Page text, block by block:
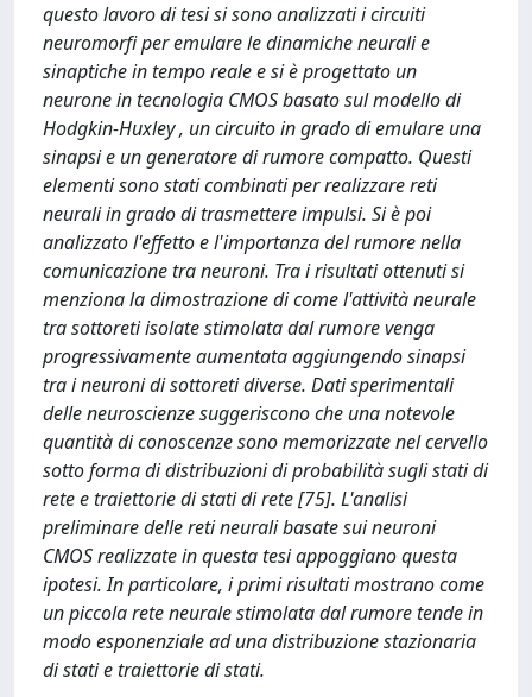
questo lavoro di tesi si sono analizzati i circuiti
neuromorfi per emulare le dinamiche neurali e
sinaptiche in tempo reale e si è progettato un
neurone in tecnologia CMOS basato sul modello di
Hodgkin-Huxley , un circuito in grado di emulare una
sinapsi e un generatore di rumore compatto. Questi
elementi sono stati combinati per realizzare reti
neurali in grado di trasmettere impulsi. Si è poi
analizzato l'effetto e l'importanza del rumore nella
comunicazione tra neuroni. Tra i risultati ottenuti si
menziona la dimostrazione di come l'attività neurale
tra sottoreti isolate stimolata dal rumore venga
progressivamente aumentata aggiungendo sinapsi
tra i neuroni di sottoreti diverse. Dati sperimentali
delle neuroscienze suggeriscono che una notevole
quantità di conoscenze sono memorizzate nel cervello
sotto forma di distribuzioni di probabilità sugli stati di
rete e traiettorie di stati di rete [75]. L'analisi
preliminare delle reti neurali basate sui neuroni
CMOS realizzate in questa tesi appoggiano questa
ipotesi. In particolare, i primi risultati mostrano come
un piccola rete neurale stimolata dal rumore tende in
modo esponenziale ad una distribuzione stazionaria
di stati e traiettorie di stati.